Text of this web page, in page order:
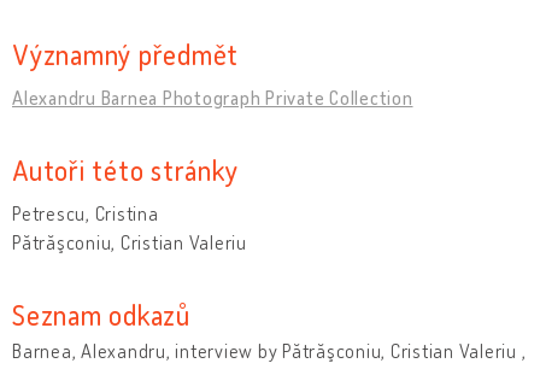
Významný předmět
Alexandru Barnea Photograph Private Collection
Autoři této stránky
Petrescu, Cristina
Pătrăşconiu, Cristian Valeriu
Seznam odkazů
Barnea, Alexandru, interview by Pătrăşconiu, Cristian Valeriu ,